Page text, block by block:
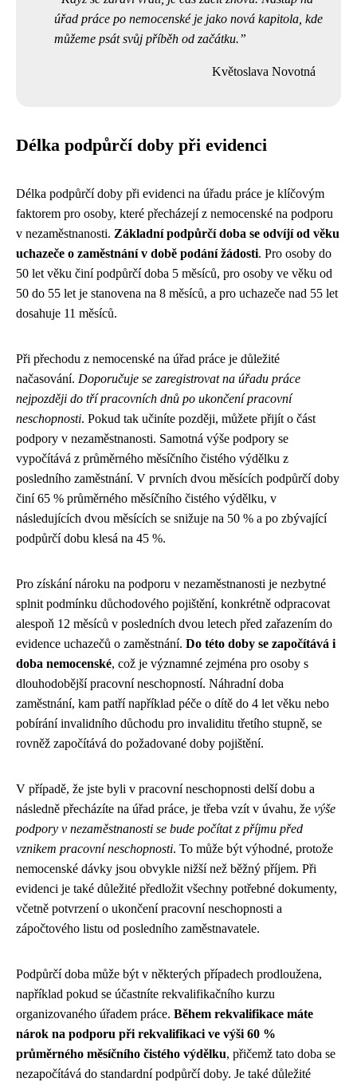
úřad práce po nemocenské je jako nová kapitola, kde
můžeme psát svůj příběh od začátku.
Květoslava Novotná
Délka podpůrčí doby při evidenci
Délka podpůrčí doby při evidenci na úřadu práce je klíčovým
faktorem pro osoby, které přecházejí z nemocenské na podporu
v nezaměstnanosti. Základní podpůrčí doba se odvíjí od věku
uchazeče o zaměstnání v době podání žádosti. Pro osoby do
50 let věku činí podpůrčí doba 5 měsíců, pro osoby ve věku od
50 do 55 let je stanovena na 8 měsíců, a pro uchazeče nad 55 let
dosahuje 11 měsíců.
Při přechodu z nemocenské na úřad práce je důležité
načasování. Doporučuje se zaregistrovat na úřadu práce
nejpozději do tří pracovních dnů po ukončení pracovní
neschopnosti. Pokud tak učiníte později, můžete přijít o část
podpory v nezaměstnanosti. Samotná výše podpory se
vypočítává z průměrného měsíčního čistého výdělku z
posledního zaměstnání. V prvních dvou měsících podpůrčí doby
činí 65 % průměrného měsíčního čistého výdělku, v
následujících dvou měsících se snižuje na 50 % a po zbývající
podpůrčí dobu klesá na 45 %.
Pro získání nároku na podporu v nezaměstnanosti je nezbytné
splnit podmínku důchodového pojištění, konkrétně odpracovat
alespoň 12 měsíců v posledních dvou letech před zařazením do
evidence uchazečů o zaměstnání. Do této doby se započítává i
doba nemocenské, což je významné zejména pro osoby s
dlouhodobější pracovní neschopností. Náhradní doba
zaměstnání, kam patří například péče o dítě do 4 let věku nebo
pobírání invalidního důchodu pro invaliditu třetího stupně, se
rovněž započítává do požadované doby pojištění.
V případě, že jste byli v pracovní neschopnosti delší dobu a
následně přecházíte na úřad práce, je třeba vzít v úvahu, že výše
podpory v nezaměstnanosti se bude počítat z příjmu před
vznikem pracovní neschopnosti. To může být výhodné, protože
nemocenské dávky jsou obvykle nižší než běžný příjem. Při
evidenci je také důležité předložit všechny potřebné dokumenty,
včetně potvrzení o ukončení pracovní neschopnosti a
zápočtového listu od posledního zaměstnavatele.
Podpůrčí doba může být v některých případech prodloužena,
například pokud se účastníte rekvalifikačního kurzu
organizovaného úřadem práce. Během rekvalifikace máte
nárok na podporu při rekvalifikaci ve výši 60 %
průměrného měsíčního čistého výdělku, přičemž tato doba se
nezapočítává do standardní podpůrčí doby. Je také důležité